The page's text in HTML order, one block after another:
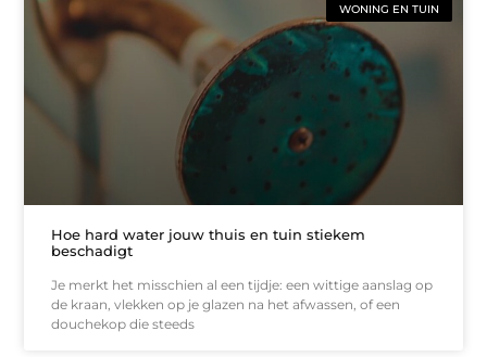
WONING EN TUIN
Hoe hard water jouw thuis en tuin stiekem
beschadigt
Je merkt het misschien al een tijdje: een wittige aanslag op
de kraan, vlekken op je glazen na het afwassen, of een
douchekop die steeds